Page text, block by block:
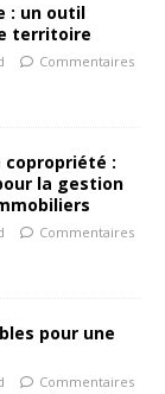
: un outil
territoire
Commentaires
copropriété :
la gestion
Commentaires
pour une
Commentaires